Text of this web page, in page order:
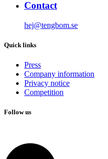
Contact
hej@tengbom.se
Quick links
Press
Company information
Privacy notice
Competition
Follow us